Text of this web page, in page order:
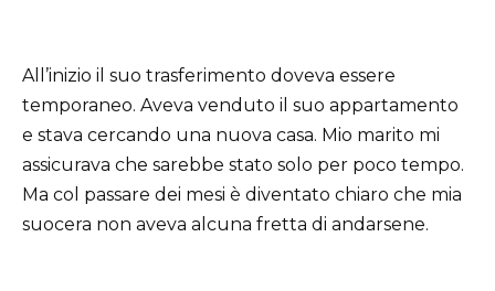
All’inizio il suo trasferimento doveva essere
temporaneo. Aveva venduto il suo appartamento
e stava cercando una nuova casa. Mio marito mi
assicurava che sarebbe stato solo per poco tempo.
Ma col passare dei mesi è diventato chiaro che mia
suocera non aveva alcuna fretta di andarsene.